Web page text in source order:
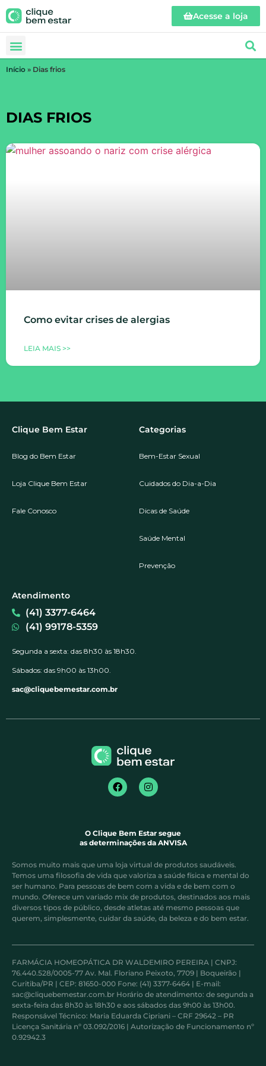
Acesse a loja
Início » Dias frios
DIAS FRIOS
Como evitar crises de alergias
LEIA MAIS >>
Clique Bem Estar
Blog do Bem Estar
Loja Clique Bem Estar
Fale Conosco
Categorias
Bem-Estar Sexual
Cuidados do Dia-a-Dia
Dicas de Saúde
Saúde Mental
Prevenção
Atendimento
(41) 3377-6464
(41) 99178-5359
Segunda a sexta: das 8h30 às 18h30.
Sábados: das 9h00 às 13h00.
sac@cliquebemestar.com.br
O Clique Bem Estar segue
as determinações da ANVISA
Somos muito mais que uma loja virtual de produtos saudáveis.
Temos uma filosofia de vida que valoriza a saúde física e mental do
ser humano. Para pessoas de bem com a vida e de bem com o
mundo. Oferece um variado mix de produtos, destinados aos mais
diversos tipos de público, desde atletas até mesmo pessoas que
querem, simplesmente, cuidar da saúde, da beleza e do bem estar.
FARMÁCIA HOMEOPÁTICA DR WALDEMIRO PEREIRA | CNPJ:
76.440.528/0005-77 Av. Mal. Floriano Peixoto, 7709 | Boqueirão |
Curitiba/PR | CEP: 81650-000 Fone: (41) 3377-6464 | E-mail:
sac@cliquebemestar.com.br Horário de atendimento: de segunda a
sexta-feira das 8h30 às 18h30 e aos sábados das 9h00 às 13h00.
Responsável Técnico: Maria Eduarda Cipriani – CRF 29642 – PR
Licença Sanitária nº 03.092/2016 | Autorização de Funcionamento nº
0.92942.3